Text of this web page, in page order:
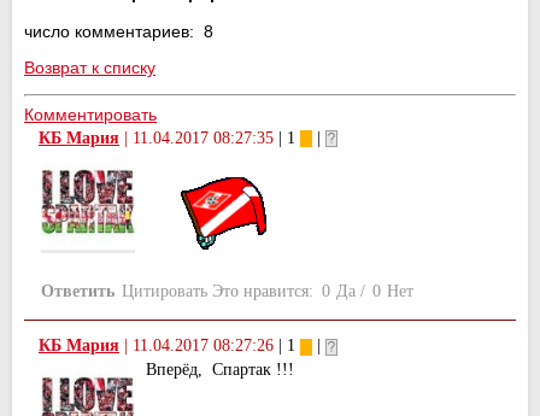
число комментариев: 8
Возврат к списку
Комментировать
КБ Мария | 11.04.2017 08:27:35 | 1 |
Ответить Цитировать Это нравится: 0 Да / 0 Нет
КБ Мария 11.04.2017 08:27:26 | 1
Вперёд, Спартак !!!